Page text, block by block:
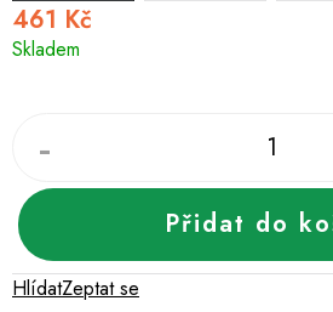
461 Kč
Skladem
Přidat do
Zeptat se
Hlídat